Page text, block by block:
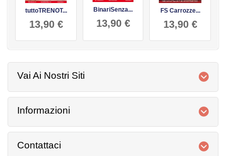
tuttoTRENOT...
13,90 €
BinariSenza...
13,90 €
FS Carrozze...
13,90 €
Vai Ai Nostri Siti
Informazioni
Contattaci